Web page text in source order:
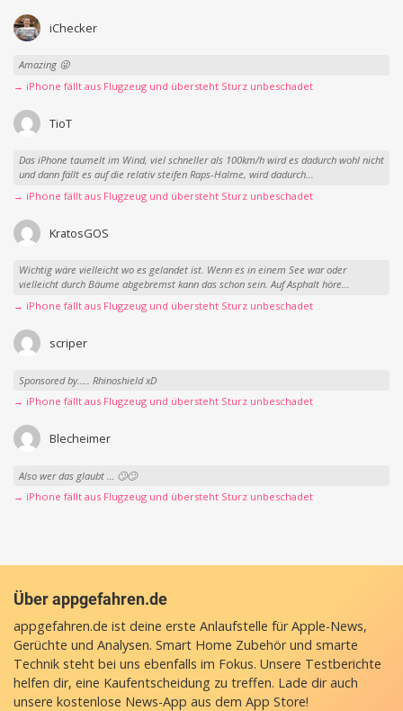
iChecker
Amazing 😜
→ iPhone fällt aus Flugzeug und übersteht Sturz unbeschadet
TioT
Das iPhone taumelt im Wind, viel schneller als 100km/h wird es dadurch wohl nicht
und dann fällt es auf die relativ steifen Raps-Halme, wird dadurch...
→ iPhone fällt aus Flugzeug und übersteht Sturz unbeschadet
KratosGOS
Wichtig wäre vielleicht wo es gelandet ist. Wenn es in einem See war oder
vielleicht durch Bäume abgebremst kann das schon sein. Auf Asphalt höre...
→ iPhone fällt aus Flugzeug und übersteht Sturz unbeschadet
scriper
Sponsored by….. Rhinoshield xD
→ iPhone fällt aus Flugzeug und übersteht Sturz unbeschadet
Blecheimer
Also wer das glaubt … 🙄🙄
→ iPhone fällt aus Flugzeug und übersteht Sturz unbeschadet
Über appgefahren.de
appgefahren.de ist deine erste Anlaufstelle für Apple-News,
Gerüchte und Analysen. Smart Home Zubehör und smarte
Technik steht bei uns ebenfalls im Fokus. Unsere Testberichte
helfen dir, eine Kaufentscheidung zu treffen. Lade dir auch
unsere kostenlose News-App aus dem App Store!